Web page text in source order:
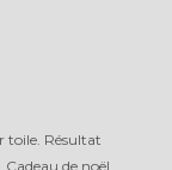
toile. Résultat
de noël